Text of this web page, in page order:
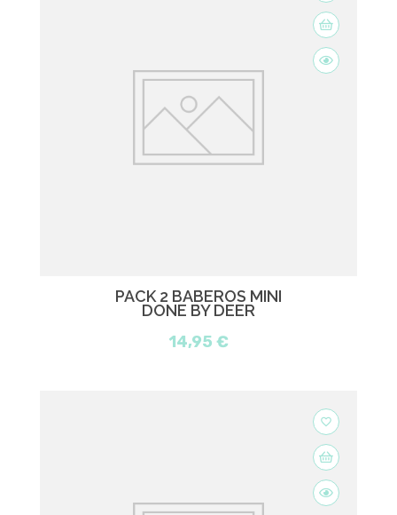
PACK 2 BABEROS MINI
DONE BY DEER
14,95 €
favorite_border